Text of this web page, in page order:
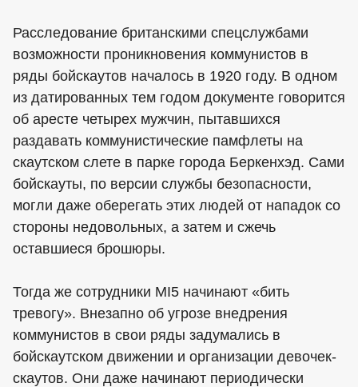
Расследование британскими спецслужбами
возможности проникновения коммунистов в
ряды бойскаутов началось в 1920 году. В одном
из датированных тем годом документе говорится
об аресте четырех мужчин, пытавшихся
раздавать коммунистические памфлеты на
скаутском слете в парке города Беркенхэд. Сами
бойскауты, по версии службы безопасности,
могли даже оберегать этих людей от нападок со
стороны недовольных, а затем и сжечь
оставшиеся брошюры.
Тогда же сотрудники MI5 начинают «бить
тревогу». Внезапно об угрозе внедрения
коммунистов в свои ряды задумались в
бойскаутском движении и организации девочек-
скаутов. Они даже начинают периодически